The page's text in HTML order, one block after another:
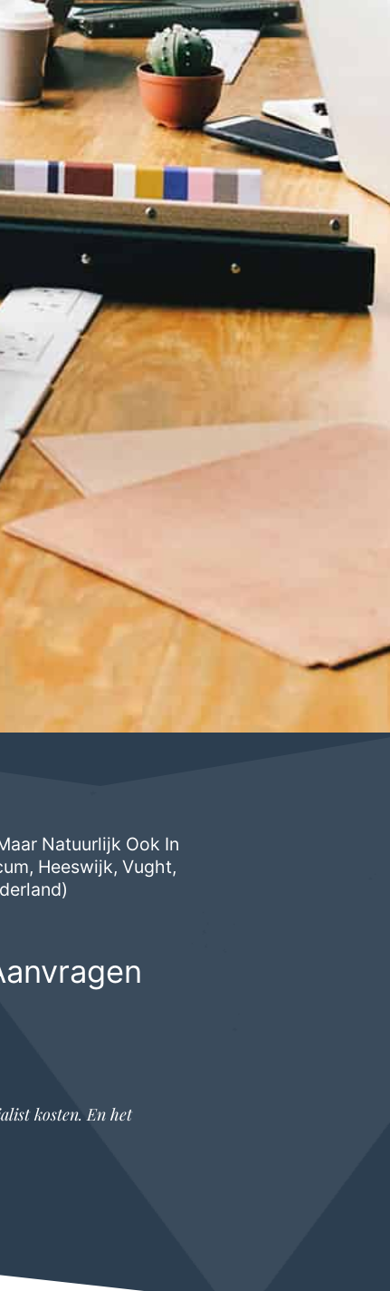
Natuurlijk Ook In
, Heeswijk,Vught,
kosten. En het